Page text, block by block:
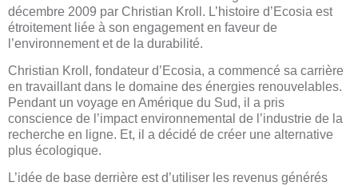
décembre 2009 par Christian Kroll. L’histoire d’Ecosia est
étroitement liée à son engagement en faveur de
l’environnement et de la durabilité.
Christian Kroll, fondateur d’Ecosia, a commencé sa carrière
en travaillant dans le domaine des énergies renouvelables.
Pendant un voyage en Amérique du Sud, il a pris
conscience de l’impact environnemental de l’industrie de la
recherche en ligne. Et, il a décidé de créer une alternative
plus écologique.
L’idée de base derrière est d’utiliser les revenus générés